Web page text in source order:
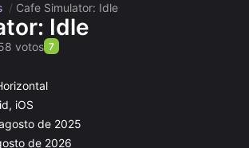
/ Cafe Simulator: Idle
Idle
votos 7
iOS
de 2025
de 2026